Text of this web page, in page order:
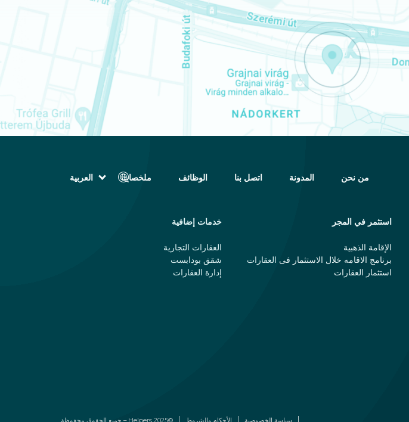
من نحن المدونة اتصل بنا الوظائف ملخصات
العربية
فارسی (الفارسية)
Español (الإسبانية)
Türkçe (تركية)
简体中文 (الصينية المبسطة)
استثمر في المجر
الإقامة الذهبية
برنامج الاقامه خلال الاستثمار فی العقارات
استثمار العقارات
خدمات إضافية
العقارات التجارية
شقق بودابست
إدارة العقارات
سياسة الخصوصية الأحكام والشروط ©2025 Helpers – جميع الحقوق محفوظة